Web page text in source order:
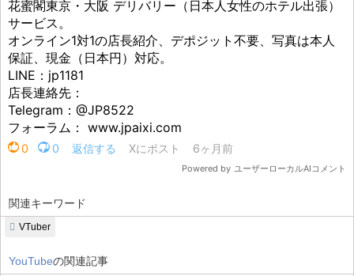
関連キーワード
VTuber
YouTubeの関連記事